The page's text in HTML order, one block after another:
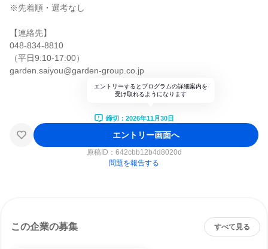
※先着順・選考なし
【連絡先】
048-834-8810
（平日9:10-17:00）
garden.saiyou@garden-group.co.jp
エントリーするとプログラムの詳細案内を
受け取れるようになります
締切：2026年11月30日
エントリー画面へ
原稿ID： 642cbb12b4d8020d
問題を報告する
この企業の募集 すべて見る